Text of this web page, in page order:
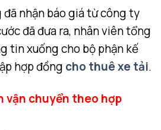
đã nhận báo giá từ công ty
đã đưa ra, nhân viên tổng
tin xuống cho bộ phận kế
hợp đồng cho thuê xe tải.
vận chuyển theo hợp